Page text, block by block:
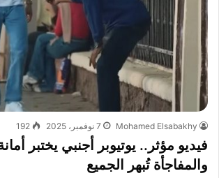
Mohamed Elsabakhy 7 نوفمبر، 2025 192
فيديو مؤثر.. يوتيوبر أجنبي يختبر
والمفاجأة تُبهر الجميع